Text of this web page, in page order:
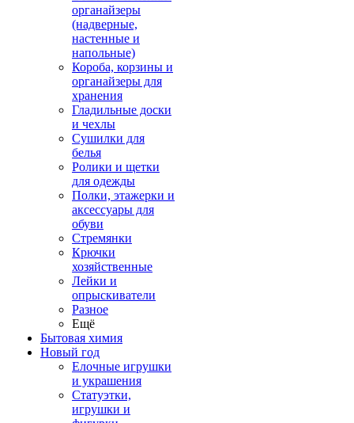
органайзеры
(надверные,
настенные и
напольные)
Короба, корзины и
органайзеры для
хранения
Гладильные доски
и чехлы
Сушилки для
белья
Ролики и щетки
для одежды
Полки, этажерки и
аксессуары для
обуви
Стремянки
Крючки
хозяйственные
Лейки и
опрыскиватели
Разное
Ещё
Бытовая химия
Новый год
Елочные игрушки
и украшения
Статуэтки,
игрушки и